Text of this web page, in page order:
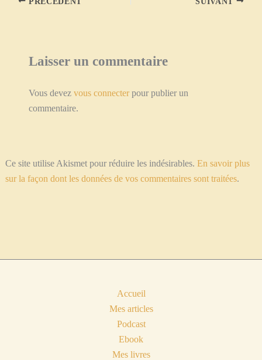
Laisser un commentaire
Vous devez vous connecterpour publier un
commentaire.
Ce site utilise Akismet pour réduire les indésirables. En savoir plus
sur la façon dont les données de vos commentaires sont traitées.
Accueil
Mes articles
Podcast
Ebook
Mes livres